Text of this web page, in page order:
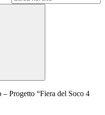
Progetto “Fiera del Soco 4